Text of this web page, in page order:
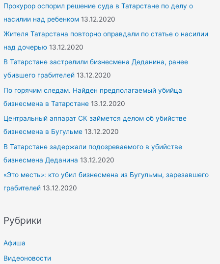
Прокурор оспорил решение суда в Татарстане по делу о
насилии над ребенком 13.12.2020
Жителя Татарстана повторно оправдали по статье о насилии
над дочерью 13.12.2020
В Татарстане застрелили бизнесмена Деданина, ранее
убившего грабителей 13.12.2020
По горячим следам. Найден предполагаемый убийца
бизнесмена в Татарстане 13.12.2020
Центральный аппарат СК займется делом об убийстве
бизнесмена в Бугульме 13.12.2020
В Татарстане задержали подозреваемого в убийстве
бизнесмена Деданина 13.12.2020
«Это месть»: кто убил бизнесмена из Бугульмы, зарезавшего
грабителей 13.12.2020
Рубрики
Афиша
Видеоновости